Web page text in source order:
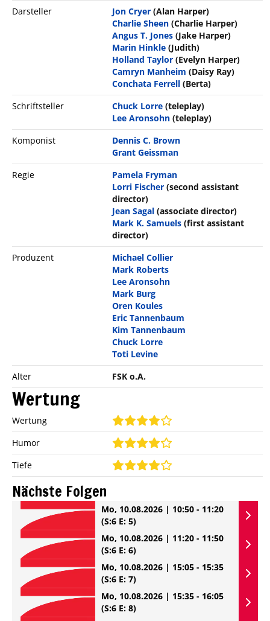
Darsteller
Jon Cryer (Alan Harper)
Charlie Sheen (Charlie Harper)
Angus T. Jones (Jake Harper)
Marin Hinkle (Judith)
Holland Taylor (Evelyn Harper)
Camryn Manheim (Daisy Ray)
Conchata Ferrell (Berta)
Schriftsteller
Chuck Lorre (teleplay)
Lee Aronsohn (teleplay)
Komponist
Dennis C. Brown
Grant Geissman
Regie
Pamela Fryman
Lorri Fischer (second assistant
director)
Jean Sagal (associate director)
Mark K. Samuels (first assistant
director)
Produzent
Michael Collier
Mark Roberts
Lee Aronsohn
Mark Burg
Oren Koules
Eric Tannenbaum
Kim Tannenbaum
Chuck Lorre
Toti Levine
Alter
FSK o.A.
Wertung
Wertung
Humor
Tiefe
Nächste Folgen
Mo, 10.08.2026 | 10:50 - 11:20
(S:6 E: 5)
Mo, 10.08.2026 | 11:20 - 11:50
(S:6 E: 6)
Mo, 10.08.2026 | 15:05 - 15:35
(S:6 E: 7)
Mo, 10.08.2026 | 15:35 - 16:05
(S:6 E: 8)